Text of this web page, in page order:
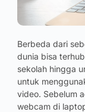
Berbeda dari
dunia bisa
sekolah hingga
untuk
video. Sebelum
webcam di